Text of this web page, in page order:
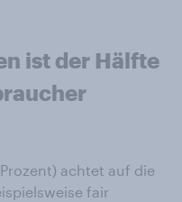
ist der Hälfte
achtet auf die
fair